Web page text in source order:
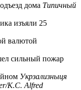
дома Типичный
изъяли 25
валютой
сильный пожар
Укрзализныця
K.C. Alfred